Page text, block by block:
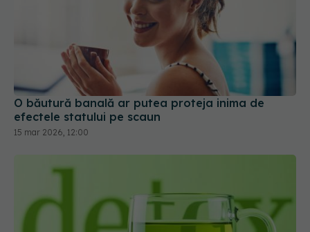
O băutură banală ar putea proteja inima de
efectele statului pe scaun
15 mar 2026, 12:00